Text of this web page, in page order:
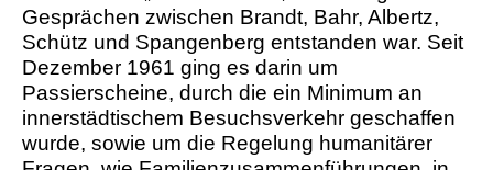
Gesprächen zwischen Brandt, Bahr, Albertz,
Schütz und Spangenberg entstanden war. Seit
Dezember 1961 ging es darin um
Passierscheine, durch die ein Minimum an
innerstädtischem Besuchsverkehr geschaffen
wurde, sowie um die Regelung humanitärer